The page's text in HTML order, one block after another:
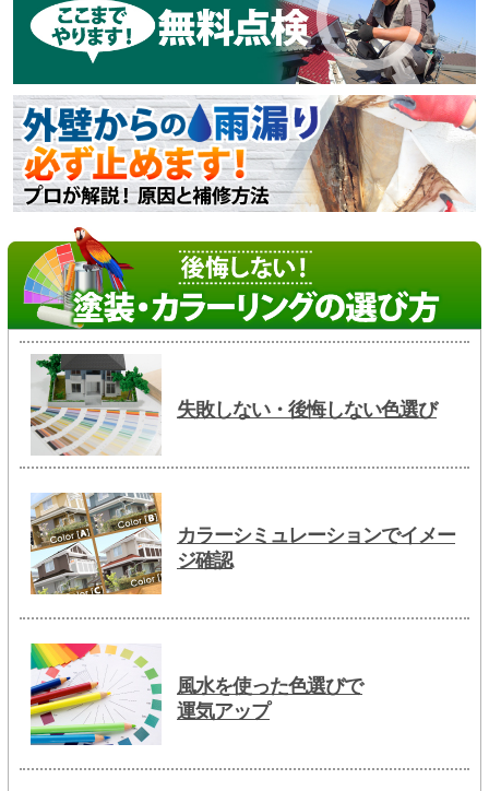
失敗しない・後悔しない色選び
カラーシミュレーションでイメー
ジ確認
風水を使った色選びで
運気アップ